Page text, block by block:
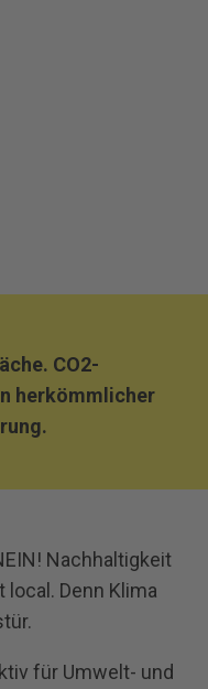
CO2-
herkömmlicher
Nachhaltigkeit
local. Denn Klima
für Umwelt- und